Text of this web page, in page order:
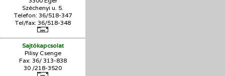
Széchenyi u. 5.
Telefon: 36/518-347
Tel/fax: 36/518-348
Sajtókapcsolat
Pilisy Csenge
Fax: 36/ 313-838
30 /218-3520